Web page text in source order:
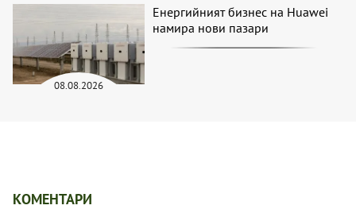
08.08.2026
Енергийният бизнес на Huawei
намира нови пазари
КОМЕНТАРИ